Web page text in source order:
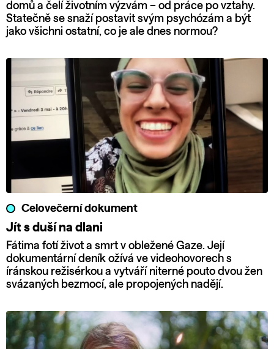
domů a čelí životním výzvám – od práce po vztahy.
Statečně se snaží postavit svým psychózám a být
jako všichni ostatní, co je ale dnes normou?
Celovečerní dokument
Jít s duší na dlani
Fátima fotí život a smrt v obležené Gaze. Její
dokumentární deník ožívá ve videohovorech s
íránskou režisérkou a vytváří niterné pouto dvou žen
svázaných bezmocí, ale propojených nadějí.